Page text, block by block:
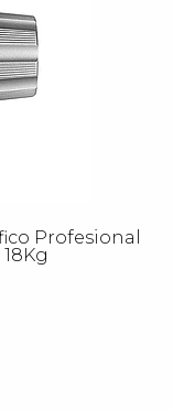
Profesional